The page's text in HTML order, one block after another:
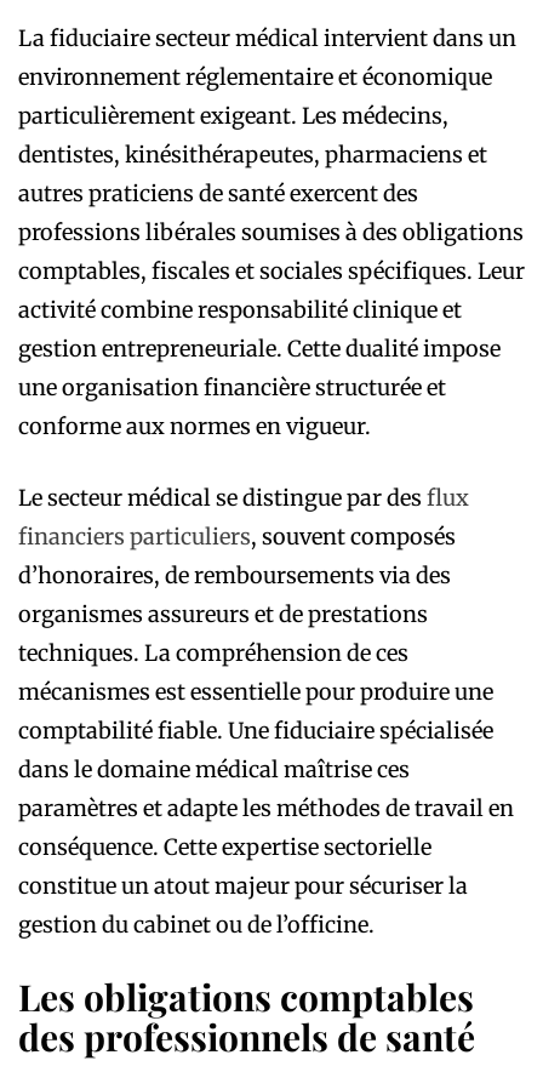
La fiduciaire secteur médical intervient dans un
environnement réglementaire et économique
particulièrement exigeant. Les médecins,
dentistes, kinésithérapeutes, pharmaciens et
autres praticiens de santé exercent des
professions libérales soumises à des obligations
comptables, fiscales et sociales spécifiques. Leur
activité combine responsabilité clinique et
gestion entrepreneuriale. Cette dualité impose
une organisation financière structurée et
conforme aux normes en vigueur.
Le secteur médical se distingue par des flux
financiers particuliers, souvent composés
d’honoraires, de remboursements via des
organismes assureurs et de prestations
techniques. La compréhension de ces
mécanismes est essentielle pour produire une
comptabilité fiable. Une fiduciaire spécialisée
dans le domaine médical maîtrise ces
paramètres et adapte les méthodes de travail en
conséquence. Cette expertise sectorielle
constitue un atout majeur pour sécuriser la
gestion du cabinet ou de l’officine.
Les obligations comptables
des professionnels de santé